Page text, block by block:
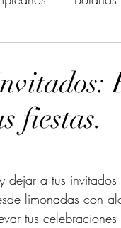
fiestas.
dejar a tus invitados
limonadas con
tus